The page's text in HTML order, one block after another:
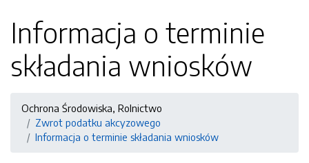
Informacja o terminie
składania wniosków
Ochrona Środowiska, Rolnictwo
Zwrot podatku akcyzowego
Informacja o terminie składania wniosków